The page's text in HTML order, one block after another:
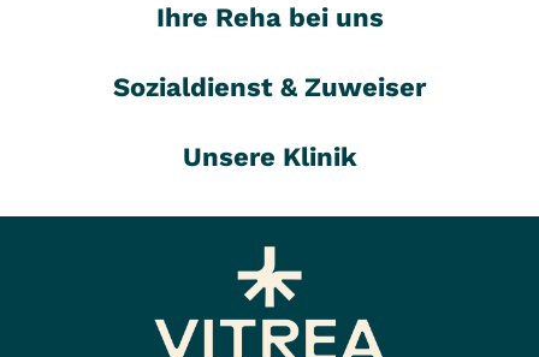
Ihre Reha bei uns
Sozialdienst & Zuweiser
Unsere Klinik